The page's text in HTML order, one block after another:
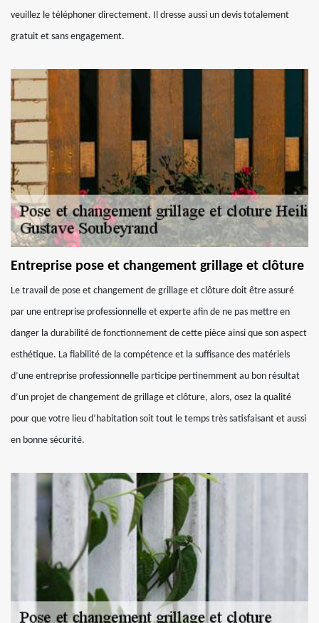
veuillez le téléphoner directement. Il dresse aussi un devis totalement
gratuit et sans engagement.
Entreprise pose et changement grillage et clôture
Le travail de pose et changement de grillage et clôture doit être assuré
par une entreprise professionnelle et experte afin de ne pas mettre en
danger la durabilité de fonctionnement de cette pièce ainsi que son aspect
esthétique. La fiabilité de la compétence et la suffisance des matériels
d’une entreprise professionnelle participe pertinemment au bon résultat
d’un projet de changement de grillage et clôture, alors, osez la qualité
pour que votre lieu d’habitation soit tout le temps très satisfaisant et aussi
en bonne sécurité.